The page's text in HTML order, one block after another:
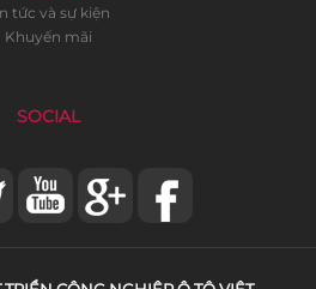
tức và sự kiện
Khuyến mãi
SOCIAL